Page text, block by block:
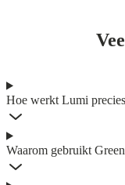
Hoe werkt Lumi
Waarom gebruikt